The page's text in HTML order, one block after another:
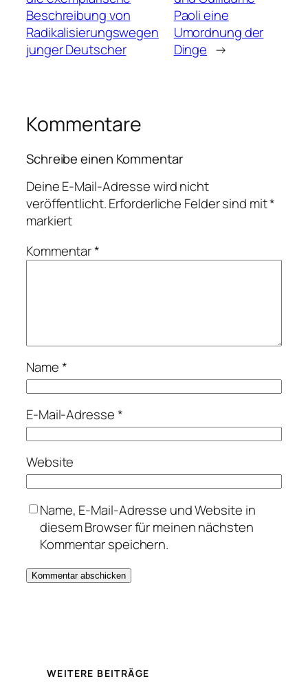
Beschreibung von
Radikalisierungswegen
junger Deutscher
Paoli eine
Umordnung der
Dinge →
Kommentare
Schreibe einen Kommentar
Deine E-Mail-Adresse wird nicht
veröffentlicht.Erforderliche Felder sind mit*
markiert
Kommentar*
Name*
E-Mail-Adresse*
Website
Name, E-Mail-Adresse und Website in
diesem Browser für meinen nächsten
Kommentar speichern.
WEITERE BEITRÄGE